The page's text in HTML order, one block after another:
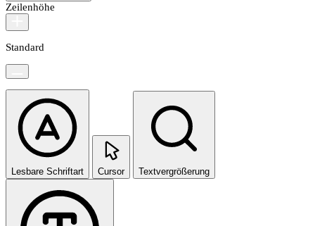
Zeilenhöhe
Standard
Lesbare Schriftart Cursor Textvergrößerung